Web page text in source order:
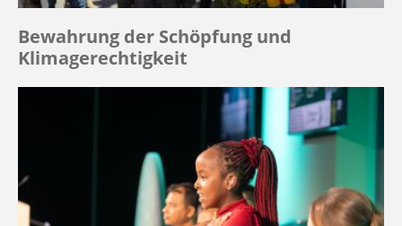
Bewahrung der Schöpfung und
Klimagerechtigkeit